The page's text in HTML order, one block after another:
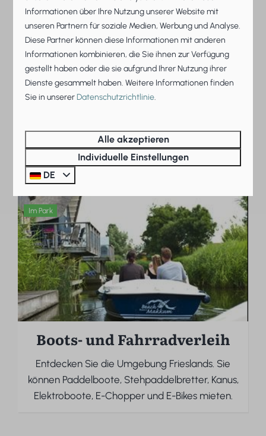
Professionelle
Gästerezeption
und die Umgebung haben. Sie bekommen auch
Tipps für Ausflüge, Tagestouren, Wander- und
Radwege.
Im Park
Boots- und Fahrradverleih
Entdecken Sie die Umgebung Frieslands. Sie
können Paddelboote, Stehpaddelbretter, Kanus,
Elektroboote, E-Chopper und E-Bikes mieten.
Informationen über Ihre Nutzung unserer Website mit
unseren Partnern für soziale Medien, Werbung und Analyse.
Diese Partner können diese Informationen mit anderen
Informationen kombinieren, die Sie ihnen zur Verfügung
gestellt haben oder die sie aufgrund Ihrer Nutzung ihrer
Dienste gesammelt haben. Weitere Informationen finden
Sie in unsererDatenschutzrichtlinie.
Alle akzeptieren
Individuelle Einstellungen
DE